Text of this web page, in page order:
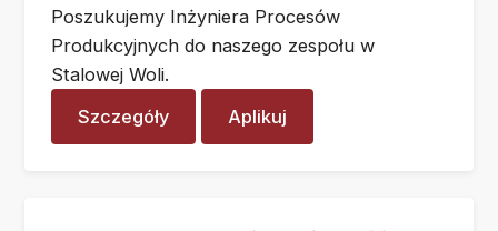
Poszukujemy Inżyniera Procesów
Produkcyjnych do naszego zespołu w
Stalowej Woli.
Szczegóły
Aplikuj